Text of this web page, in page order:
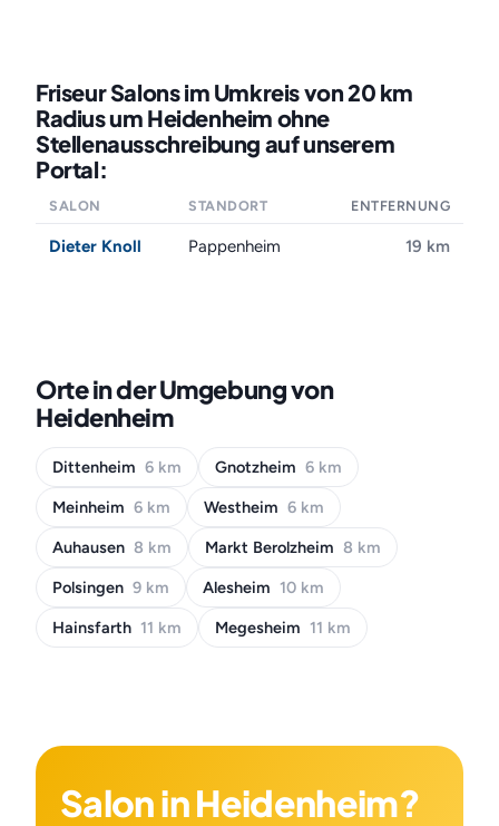
Friseur Salons im Umkreis von 20 km
Radius um Heidenheim ohne
Stellenausschreibung auf unserem
Portal:
SALON STANDORT ENTFERNUNG
Dieter Knoll Pappenheim 19 km
Orte in der Umgebung von
Heidenheim
Dittenheim 6 km Gnotzheim 6 km
Meinheim 6 km Westheim 6 km
Auhausen 8 km Markt Berolzheim 8 km
Polsingen 9 km Alesheim 10 km
Hainsfarth 11 km Megesheim 11 km
Salon in Heidenheim?